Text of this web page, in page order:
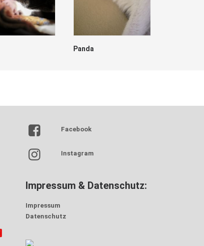
Panda
Facebook
Instagram
Impressum & Datenschutz:
Impressum
Datenschutz